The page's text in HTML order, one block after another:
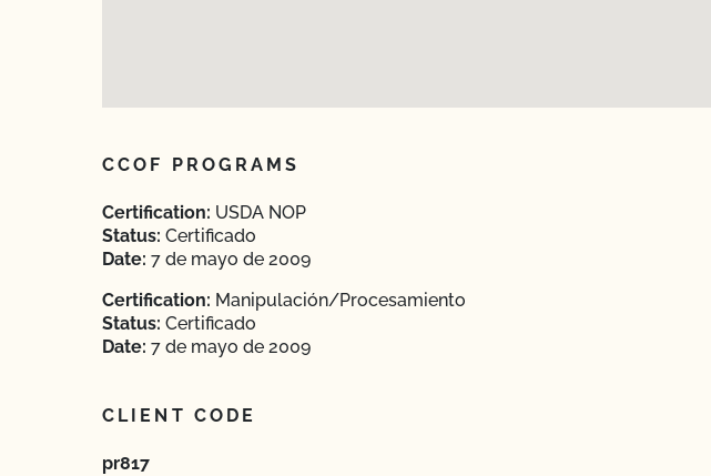
CCOF PROGRAMS
Certification: USDA NOP
Status: Certificado
Date: 7 de mayo de 2009
Certification: Manipulación/Procesamiento
Status: Certificado
Date: 7 de mayo de 2009
CLIENT CODE
pr817